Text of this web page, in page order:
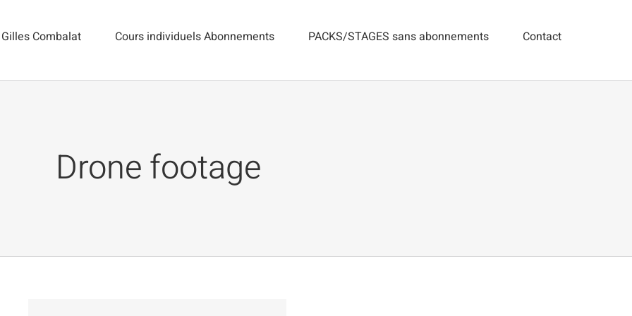
Gilles Combalat Cours individuels Abonnements PACKS/STAGES sans abonnements Contact
Drone footage